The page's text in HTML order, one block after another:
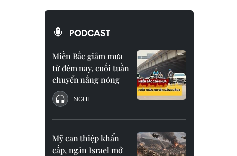
PODCAST
Miền Bắc giảm mưa
từ đêm nay, cuối tuần
chuyển nắng nóng
NGHE
Mỹ can thiệp khẩn
cấp, ngăn Israel mở